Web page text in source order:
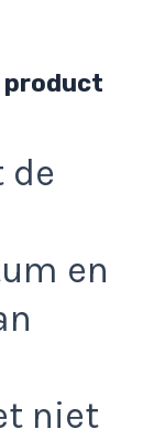
product
de
en
niet